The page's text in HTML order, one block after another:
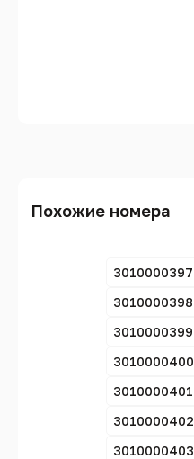
Похожие номера
3010000397
3010000398
3010000399
3010000400
3010000401
3010000402
3010000403